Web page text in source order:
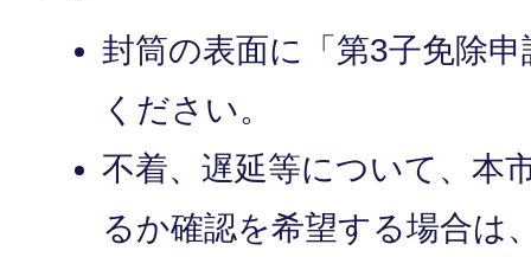
封筒の表面に「第3子免除
ください。
不着、遅延等について、本
るか確認を希望する場合は